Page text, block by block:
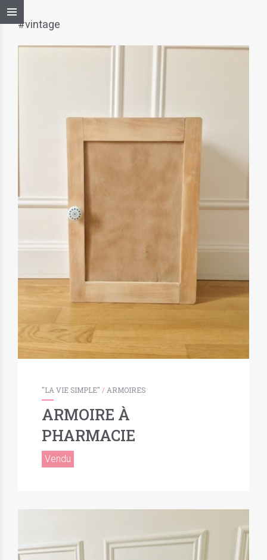
#vintage
"LA VIE SIMPLE" / ARMOIRES
ARMOIRE À
PHARMACIE
Vendu